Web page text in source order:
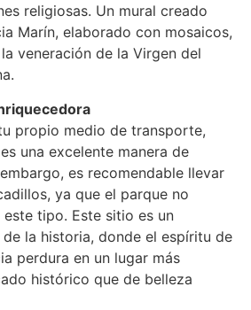
religiosas. Un mural creado
Marín, elaborado con mosaicos,
veneración de la Virgen del
propio medio de transporte,
una excelente manera de
es recomendable llevar
ya que el parque no
tipo. Este sitio es un
la historia, donde el espíritu de
perdura en un lugar más
histórico que de belleza